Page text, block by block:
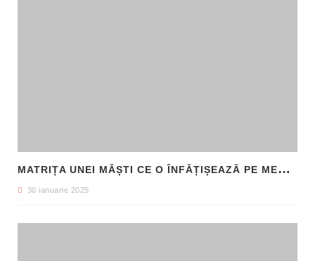
M
ATRIȚA UNEI MĂȘTI CE O ÎNFĂȚIȘEAZĂ PE MEDUSA, DESCOPERITĂ ÎN SICILIA
30 ianuarie 2025